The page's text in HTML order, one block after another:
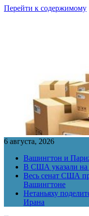
Перейти к содержимому
6 августа, 2026
Вашингтон и
В США указали на
Весь сенат США
Вашингтоне
Нетаньяху
Ирана